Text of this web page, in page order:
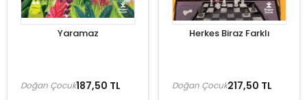
Yaramaz
187,50 TL
Doğan Çocuk
Herkes Biraz Farklı
217,50 TL
Doğan Çocuk